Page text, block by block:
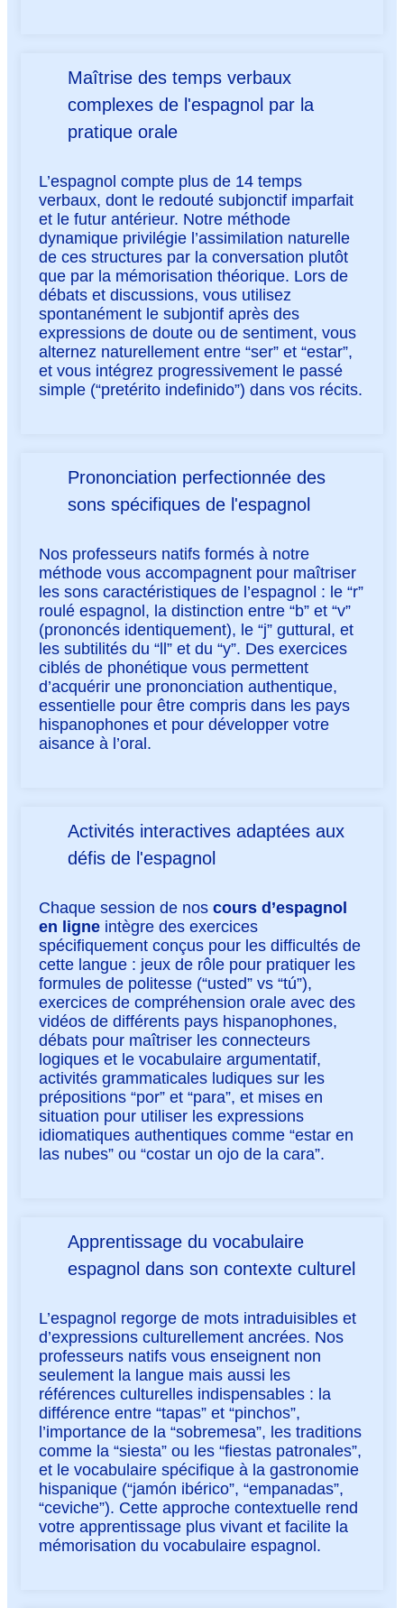
Maîtrise des temps verbaux
complexes de l'espagnol par la
pratique orale
L’espagnol compte plus de 14 temps
verbaux, dont le redouté subjonctif imparfait
et le futur antérieur. Notre méthode
dynamique privilégie l’assimilation naturelle
de ces structures par la conversation plutôt
que par la mémorisation théorique. Lors de
débats et discussions, vous utilisez
spontanément le subjontif après des
expressions de doute ou de sentiment, vous
alternez naturellement entre “ser” et “estar”,
et vous intégrez progressivement le passé
simple (“pretérito indefinido”) dans vos récits.
Prononciation perfectionnée des
sons spécifiques de l'espagnol
Nos professeurs natifs formés à notre
méthode vous accompagnent pour maîtriser
les sons caractéristiques de l’espagnol : le “r”
roulé espagnol, la distinction entre “b” et “v”
(prononcés identiquement), le “j” guttural, et
les subtilités du “ll” et du “y”. Des exercices
ciblés de phonétique vous permettent
d’acquérir une prononciation authentique,
essentielle pour être compris dans les pays
hispanophones et pour développer votre
aisance à l’oral.
Activités interactives adaptées aux
défis de l'espagnol
Chaque session de nos cours d’espagnol
en ligne intègre des exercices
spécifiquement conçus pour les difficultés de
cette langue : jeux de rôle pour pratiquer les
formules de politesse (“usted” vs “tú”),
exercices de compréhension orale avec des
vidéos de différents pays hispanophones,
débats pour maîtriser les connecteurs
logiques et le vocabulaire argumentatif,
activités grammaticales ludiques sur les
prépositions “por” et “para”, et mises en
situation pour utiliser les expressions
idiomatiques authentiques comme “estar en
las nubes” ou “costar un ojo de la cara”.
Apprentissage du vocabulaire
espagnol dans son contexte culturel
L’espagnol regorge de mots intraduisibles et
d’expressions culturellement ancrées. Nos
professeurs natifs vous enseignent non
seulement la langue mais aussi les
références culturelles indispensables : la
différence entre “tapas” et “pinchos”,
l’importance de la “sobremesa”, les traditions
comme la “siesta” ou les “fiestas patronales”,
et le vocabulaire spécifique à la gastronomie
hispanique (“jamón ibérico”, “empanadas”,
“ceviche”). Cette approche contextuelle rend
votre apprentissage plus vivant et facilite la
mémorisation du vocabulaire espagnol.